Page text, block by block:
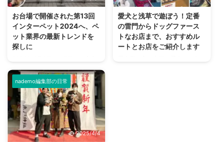
ってみることにしました。 夏の
暑さを吹き飛ばす、背筋がゾッと
冷えてしまいそうな企画を決行し
ます。 ワンコには幽霊が見える
のか 古来より犬には幽霊が見え
るとか、亡くなったワンコが守護
な話が尽きない動物です。 では
ワンコに人間には見え ...
都八王子市の高尾山 高尾山は東
京都八王子市にある標高599mの
山で、富士山の6分の1ほどの高
さ。 日本国内で登山ができる山
の中でも、登りやすさから非常に
お台場で開催された第13回
インターペット2024へ、ペ
ット業界の最新トレンドを
探しに
ビッグサイトで開催されたペット
の祭典「インターペット」に参加
してきました。 朝、開始時間に
行ったものの入り口は長蛇の列。
多くの来場者に混じってわんこや
ニャンコもたくさん来ていた、大
盛況イベントのレポートをお届け
します。 インターペットとは ペ
愛犬と浅草で遊ぼう！定番
の雷門からドッグファース
トなお店まで、おすすめル
ートとお店をご紹介します
nademo編集部の日常
2025/4/4